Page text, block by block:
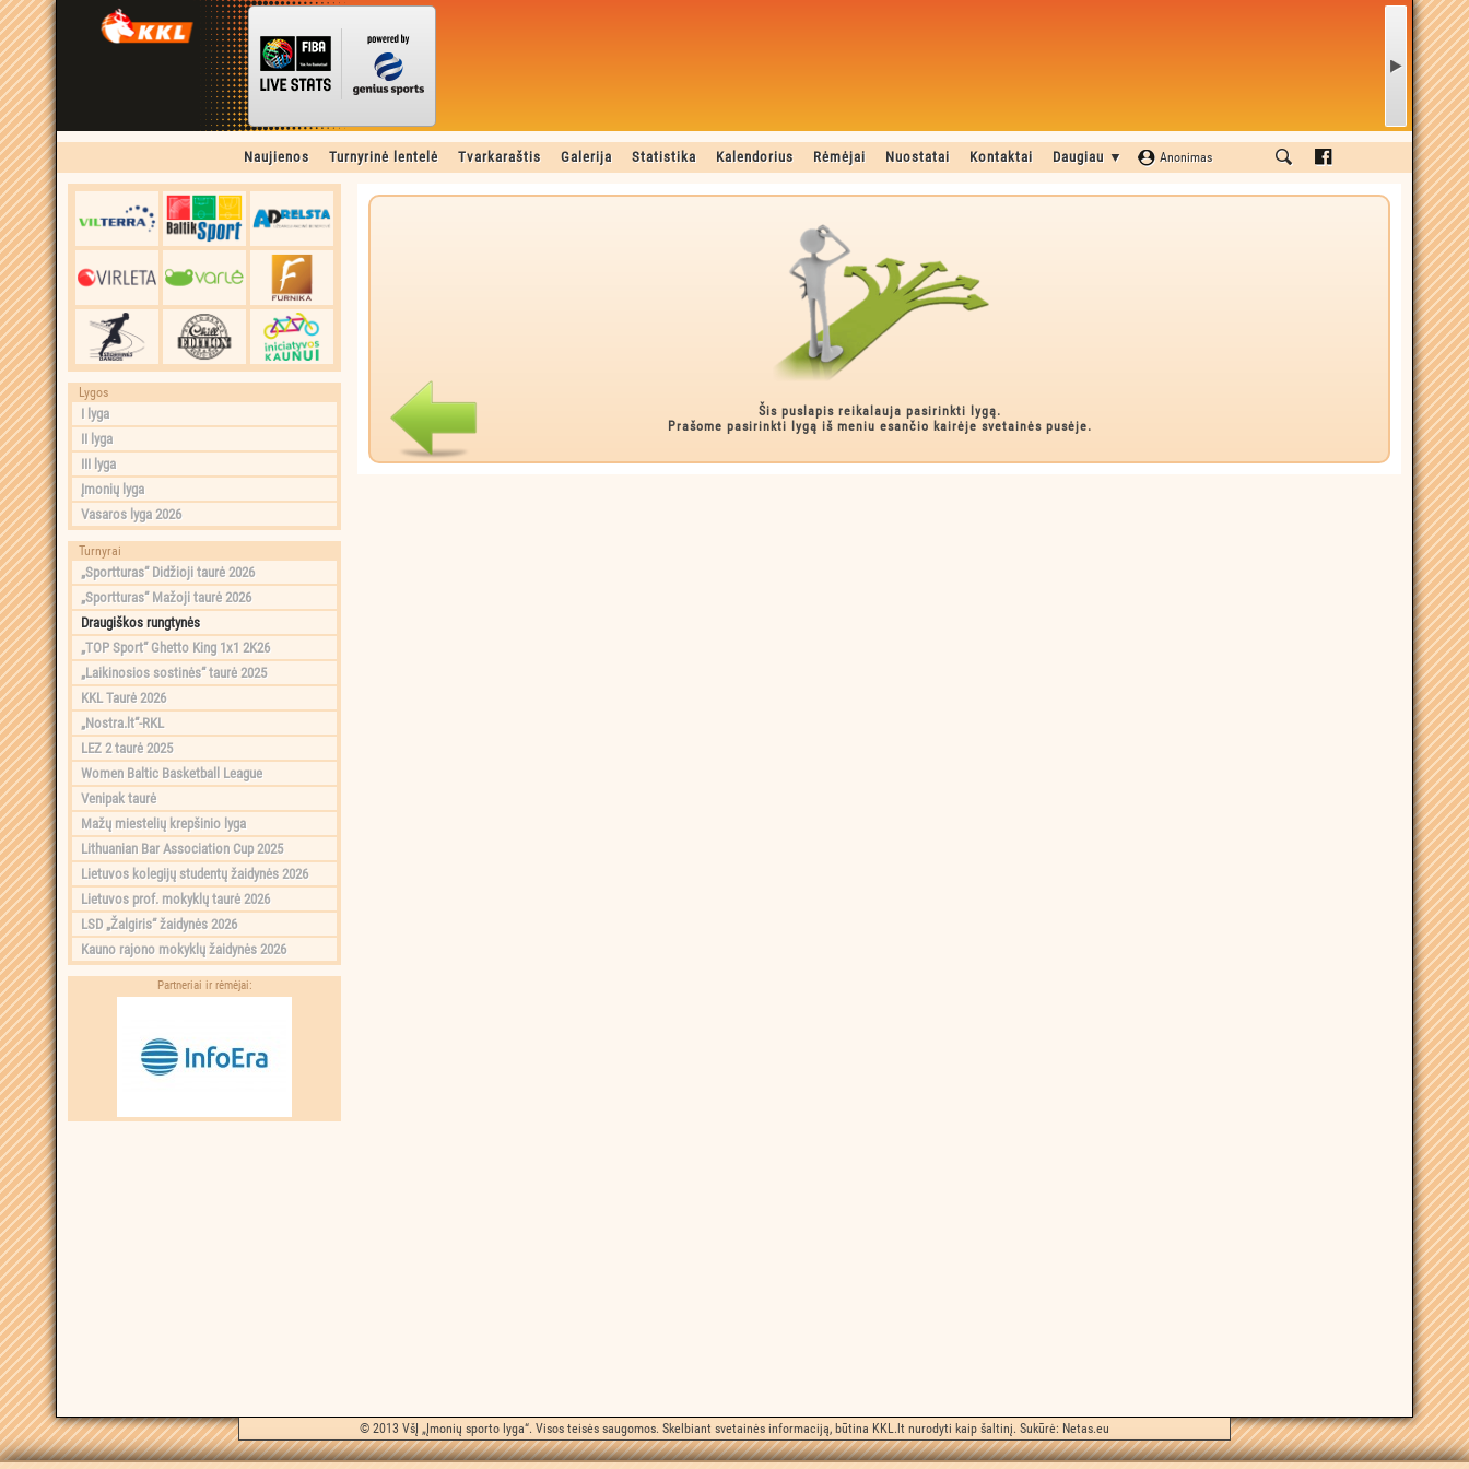
Naujienos Turnyrinė lentelė Tvarkaraštis Galerija Statistika Kalendorius Rėmėjai Nuostatai Kontaktai Daugiau ▼ Anonimas
Lygos
I lyga
II lyga
III lyga
Įmonių lyga
Vasaros lyga 2026
Turnyrai
„Sportturas“ Didžioji taurė 2026
„Sportturas“ Mažoji taurė 2026
Draugiškos rungtynės
„TOP Sport“ Ghetto King 1x1 2K26
„Laikinosios sostinės“ taurė 2025
KKL Taurė 2026
„Nostra.lt“-RKL
LEZ 2 taurė 2025
Women Baltic Basketball League
Venipak taurė
Mažų miestelių krepšinio lyga
Lithuanian Bar Association Cup 2025
Lietuvos kolegijų studentų žaidynės 2026
Lietuvos prof. mokyklų taurė 2026
LSD „Žalgiris“ žaidynės 2026
Kauno rajono mokyklų žaidynės 2026
Partneriai ir rėmėjai:
Šis puslapis reikalauja pasirinkti lygą.
Prašome pasirinkti lygą iš meniu esančio kairėje svetainės pusėje.
© 2013 VšĮ „Įmonių sporto lyga“. Visos teisės saugomos. Skelbiant svetainės informaciją, būtina KKL.lt nurodyti kaip šaltinį. Sukūrė: Netas.eu